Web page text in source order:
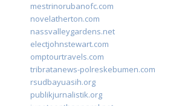
mestrinorubanofc.com
novelatherton.com
nassvalleygardens.net
electjohnstewart.com
omptourtravels.com
tribratanews-polreskebumen.com
rsudbayuasih.org
publikjurnalistik.org